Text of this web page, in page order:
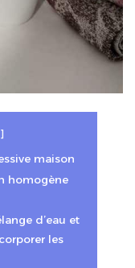
maison
homogène
d’eau et
les